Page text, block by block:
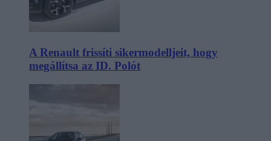
A Renault frissíti sikermodelljeit, hogy
megállítsa az ID. Polót